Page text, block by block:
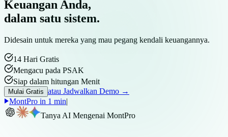
Keuangan Anda,
dalam satu sistem.
Didesain untuk mereka yang mau pegang kendali keuangannya.
14 Hari Gratis
Mengacu pada PSAK
Siap dalam hitungan Menit
Mulai Gratis atau Jadwalkan Demo →
MontPro in 1 min|
Tanya AI Mengenai MontPro